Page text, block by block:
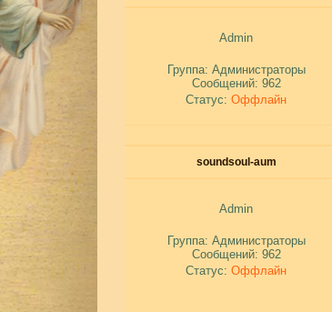
Admin
Группа: Администраторы
Сообщений: 962
Статус: Оффлайн
soundsoul-aum
Admin
Группа: Администраторы
Сообщений: 962
Статус: Оффлайн